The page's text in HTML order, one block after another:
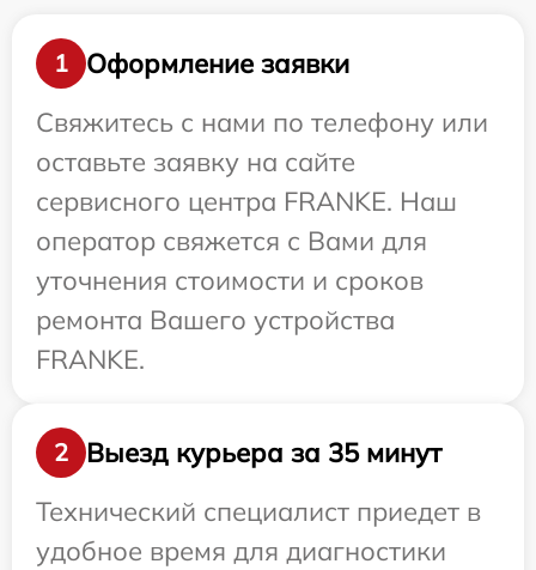
1
Оформление заявки
Свяжитесь с нами по телефону или
оставьте заявку на сайте
сервисного центра FRANKE. Наш
оператор свяжется с Вами для
уточнения стоимости и сроков
ремонта Вашего устройства
FRANKE.
2
Выезд курьера за 35 минут
Технический специалист приедет в
удобное время для диагностики